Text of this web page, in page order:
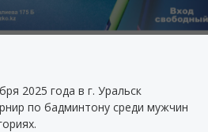
2025 года в г. Уральск
по бадминтону среди мужчин